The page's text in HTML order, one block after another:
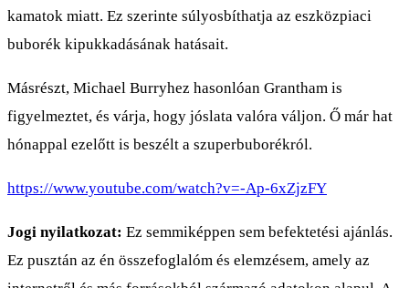
kamatok miatt. Ez szerinte súlyosbíthatja az eszközpiaci
buborék kipukkadásának hatásait.
Másrészt, Michael Burryhez hasonlóan Grantham is
figyelmeztet, és várja, hogy jóslata valóra váljon. Ő már hat
hónappal ezelőtt is beszélt a szuperbuborékról.
https://www.youtube.com/watch?v=-Ap-6xZjzFY
Jogi nyilatkozat: Ez semmiképpen sem befektetési ajánlás.
Ez pusztán az én összefoglalóm és elemzésem, amely az